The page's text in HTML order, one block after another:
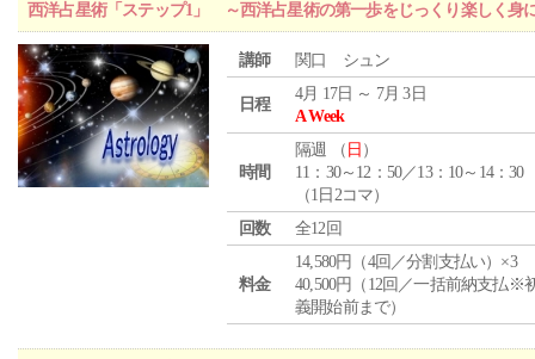
西洋占星術「ステップ1」 ～西洋占星術の第一歩をじっくり楽しく身
講師 関口 シュン
日程
4月 17日 ～ 7月 3日
A Week
時間
隔週 （ 日 ）
11：30～12：50／13：10～14：30
（1日2コマ）
回数
全12回
料金
14,580円（4回／分割支払い）×3
40,500円（12回／一括前納支払※
義開始前まで）